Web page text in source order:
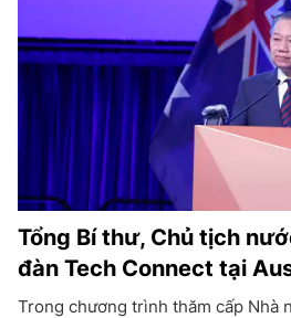
Tổng Bí thư, Chủ tịch
đàn Tech Connect tại
Trong chương trình thăm cấp Nhà